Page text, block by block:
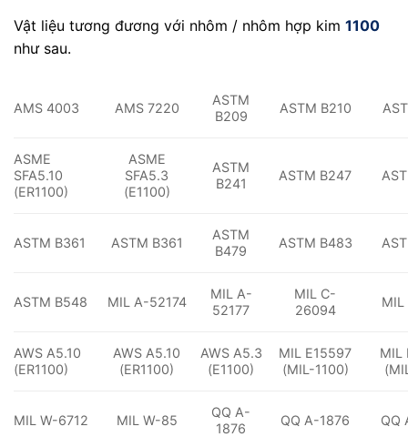
Vật liệu tương đương với nhôm / nhôm hợp kim 1100
như sau.
AMS 4003 AMS 7220
ASTM
B209
ASTM B210
ASME
SFA5.10
(ER1100)
ASME
SFA5.3
(E1100)
ASTM
B241
ASTM B247
ASTM B361 ASTM B361
ASTM
B479
ASTM B483
ASTM B548 MIL A-52174
MIL A-
52177
MIL C-
26094
MIL
AWS A5.10
(ER1100)
AWS A5.10
(ER1100)
AWS A5.3
(E1100)
MIL E15597
(MIL-1100)
MIL
MIL W-6712 MIL W-85
QQ A-
1876
QQ A-1876 QQ